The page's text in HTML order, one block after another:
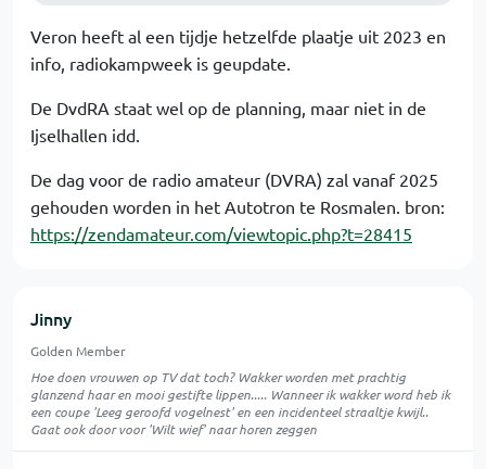
Veron heeft al een tijdje hetzelfde plaatje uit 2023 en
info, radiokampweek is geupdate.
De DvdRA staat wel op de planning, maar niet in de
Ijselhallen idd.
De dag voor de radio amateur (DVRA) zal vanaf 2025
gehouden worden in het Autotron te Rosmalen. bron:
https://zendamateur.com/viewtopic.php?t=28415
Jinny
Golden Member
Hoe doen vrouwen op TV dat toch? Wakker worden met prachtig
glanzend haar en mooi gestifte lippen..... Wanneer ik wakker word heb ik
een coupe 'Leeg geroofd vogelnest' en een incidenteel straaltje kwijl..
Gaat ook door voor 'Wilt wief' naar horen zeggen